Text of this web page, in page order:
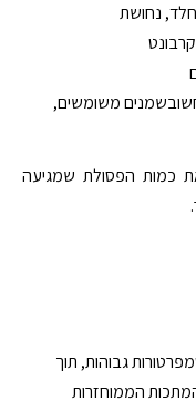
נחושת
משומשים,
כמות הפסולת שמגיעה
גבוהות, תוך
הממוחזרות